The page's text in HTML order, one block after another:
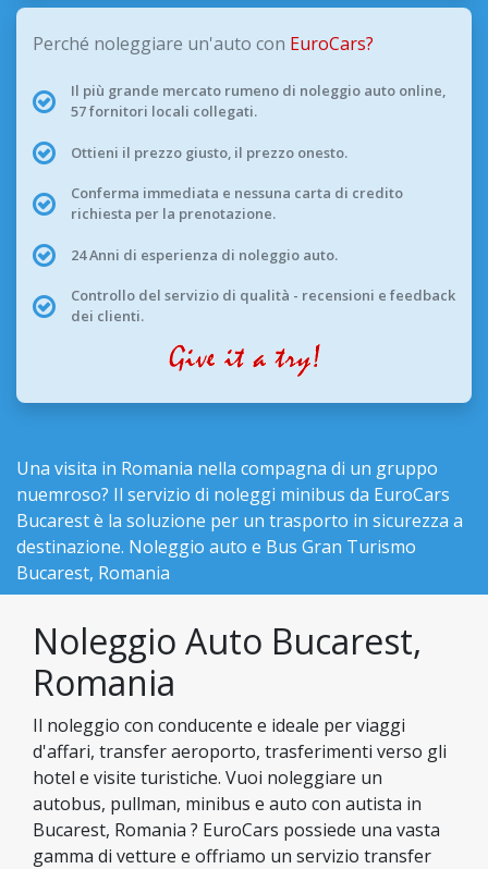
Perché noleggiare un'auto con EuroCars?
Il più grande mercato rumeno di noleggio auto online,
57 fornitori locali collegati.
Ottieni il prezzo giusto, il prezzo onesto.
Conferma immediata e nessuna carta di credito
richiesta per la prenotazione.
24 Anni di esperienza di noleggio auto.
Controllo del servizio di qualità - recensioni e feedback
dei clienti.
Una visita in Romania nella compagna di un gruppo
nuemroso? Il servizio di noleggi minibus da EuroCars
Bucarest è la soluzione per un trasporto in sicurezza a
destinazione. Noleggio auto e Bus Gran Turismo
Bucarest, Romania
Noleggio Auto Bucarest,
Romania
Il noleggio con conducente e ideale per viaggi
d'affari, transfer aeroporto, trasferimenti verso gli
hotel e visite turistiche. Vuoi noleggiare un
autobus, pullman, minibus e auto con autista in
Bucarest, Romania ? EuroCars possiede una vasta
gamma di vetture e offriamo un servizio transfer